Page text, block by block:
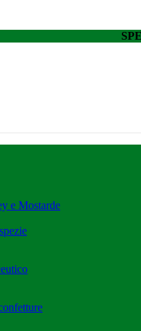
e Mostarde